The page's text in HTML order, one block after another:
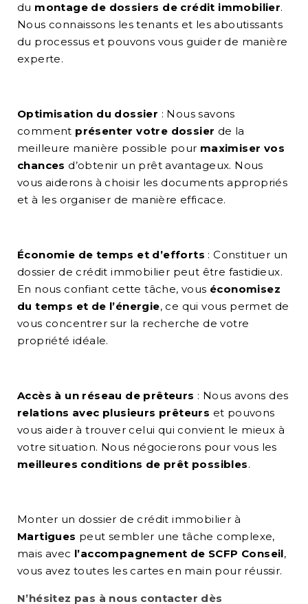
du montage de dossiers de crédit immobilier.
Nous connaissons les tenants et les aboutissants
du processus et pouvons vous guider de manière
experte.
Optimisation du dossier : Nous savons
comment présenter votre dossier de la
meilleure manière possible pour maximiser vos
chances d’obtenir un prêt avantageux. Nous
vous aiderons à choisir les documents appropriés
et à les organiser de manière efficace.
Économie de temps et d’efforts : Constituer un
dossier de crédit immobilier peut être fastidieux.
En nous confiant cette tâche, vous économisez
du temps et de l’énergie, ce qui vous permet de
vous concentrer sur la recherche de votre
propriété idéale.
Accès à un réseau de prêteurs : Nous avons des
relations avec plusieurs prêteurs et pouvons
vous aider à trouver celui qui convient le mieux à
votre situation. Nous négocierons pour vous les
meilleures conditions de prêt possibles.
Monter un dossier de crédit immobilier à
Martigues peut sembler une tâche complexe,
mais avec l’accompagnement de SCFP Conseil,
vous avez toutes les cartes en main pour réussir.
N’hésitez pas à nous contacter dès